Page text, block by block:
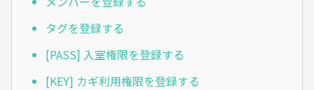
タグを登録する
[PASS] 入室権限を登録する
[KEY] カギ利用権限を登録する